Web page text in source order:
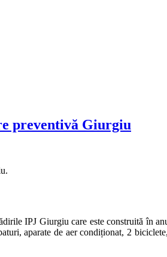
preventivă Giurgiu
IPJ Giurgiu care este construită în
aparate de aer condiționat, 2